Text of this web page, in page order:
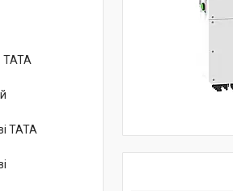
ТАТА
ТАТА